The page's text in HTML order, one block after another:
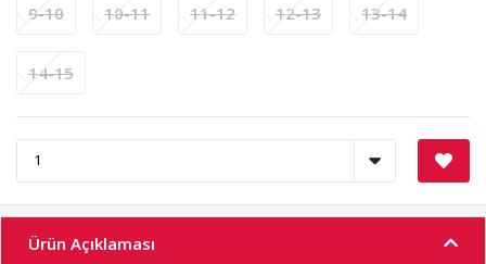
9-10 10-11 11-12 12-13 13-14
14-15
Ürün Açıklaması